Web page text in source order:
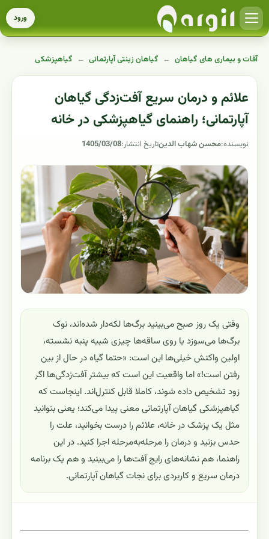
ورود
آفات و بیماری های گیاهان ← گیاهان زینتی آپارتمانی ← گیاهپزشکی
علائم و درمان سریع آفت‌زدگی گیاهان
آپارتمانی؛ راهنمای گیاهپزشکی در خانه
نویسنده:محسن شهاب الدینتاریخ انتشار:1405/03/08
وقتی یک روز صبح می‌بینید برگ‌ها لکه‌دار شده‌اند، نوک
برگ‌ها می‌سوزد یا روی ساقه‌ها چیزی شبیه پنبه نشسته،
اولین واکنش خیلی‌ها این است: «حتما گیاه در حال از بین
رفتن است!» اما واقعیت این است که بیشتر آفت‌زدگی‌ها اگر
زود تشخیص داده شوند، کاملا قابل کنترل‌اند. اینجاست که
گیاهپزشکی گیاهان آپارتمانی معنی پیدا می‌کند؛ یعنی بتوانید
مثل یک پزشک در خانه، علائم را درست بخوانید، علت را
حدس بزنید و درمان را مرحله‌به‌مرحله اجرا کنید. در این
راهنما، هم نشانه‌های رایج آفت‌ها را می‌بینید و هم یک برنامه
درمان سریع و کاربردی برای نجات گیاهان آپارتمانی.